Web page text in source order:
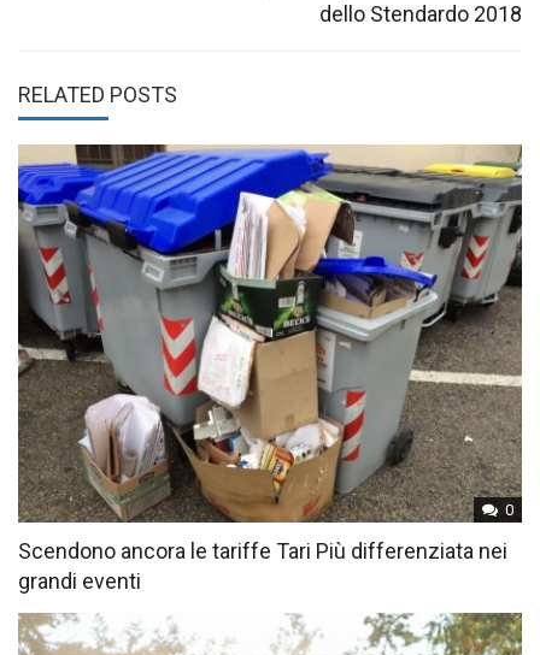
dello Stendardo 2018
RELATED POSTS
0
Scendono ancora le tariffe Tari Più differenziata nei
grandi eventi